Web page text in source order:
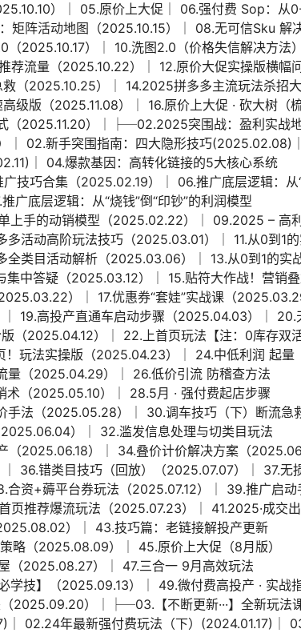
）│ 05.原价上大促│ 06.强付费 Sop：从
矩阵活动地图（2025.10.15）│ 08.无可信Sku 解
（2025.10.17）│ 10.洗图2.0（价格失信解决方法）
荐流量（2025.10.22）│ 12.原价大促实操版横幅
救（2025.10.25）│ 14.2025拼多多主流玩法杀招
级版（2025.11.08）│ 16.原价上大促 · 砍大树（
（2025.11.20）│├─02.2025突围战：盈利实战
│ 02.新手突围指南：四大隐形技巧
04.爆款基因：高转化链接的5大核心系统
技巧合集（2025.02.19）│ 06.推广底层逻辑：从
底层逻辑：从“烧钱”倒“印钞”的利润模型
上手的动销模型（2025.02.22）│ 09.2025 – 高
活动高阶玩法技巧（2025.03.01）│ 11.从0到1
类目活动解析（2025.03.06）│ 13.从0到1的实
中答疑（2025.03.12）│ 15.贴符大作战！营销
）│ 17.优惠券“套娃”实战课（
│ 19.高投产直通车启动步骤（2025.04.03）│ 20.
（2025.04.12）│ 22.上首页玩法【注：0库存双
玩法实操版（2025.04.23）│ 24.中低利润 起量
量（2025.04.29）│ 26.低价引流 防稽查方法
术（2025.05.10）│ 28.5月 · 强付费起店步骤
手法（2025.05.28）│ 30.调车技巧（下）断流急
）│ 32.滥发信息处理与切类目玩法
（2025.06.18）│ 34.叠价计价解决方案（
36.错类目技巧（回放）（2025.07.07）│ 37.无
合资+薅平台券玩法（2025.07.12）│ 39.推广启动
页推荐爆流玩法（2025.07.23）│ 41.2025·成交
）│ 43.技巧篇：老链接解投产更新
略（2025.08.09）│ 45.原价上大促（8月版）
（2025.08.27）│ 47.三合一 9月高效玩法
学技】（2025.09.13）│ 49.微付费高投产 · 实战
2025.09.20）│├─03.【不断更新···】全新玩法
02.24年最新强付费玩法（下）(2024.01.17)│